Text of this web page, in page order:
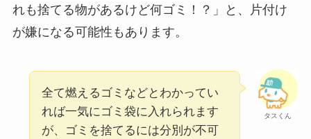
れも捨てる物があるけど何ゴミ！？」と、片付け
が嫌になる可能性もあります。
タスくん
全て燃えるゴミなどとわかってい
れば一気にゴミ袋に入れられます
が、ゴミを捨てるには分別が不可